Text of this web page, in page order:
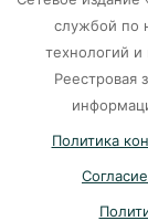
07-08-2026
Убийцу
службой по
технологий
Реестровая
Политика